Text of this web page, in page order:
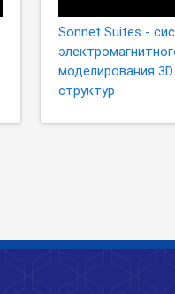
Sonnet Suites -
моделирования
структур